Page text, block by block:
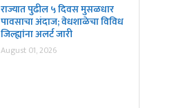
राज्यात पुढील ५ दिवस मुसळधार
पावसाचा अंदाज; वेधशाळेचा विविध
जिल्ह्यांना अलर्ट जारी
August 01, 2026